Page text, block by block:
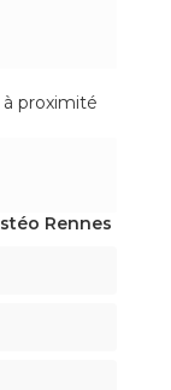
proximité
Rennes